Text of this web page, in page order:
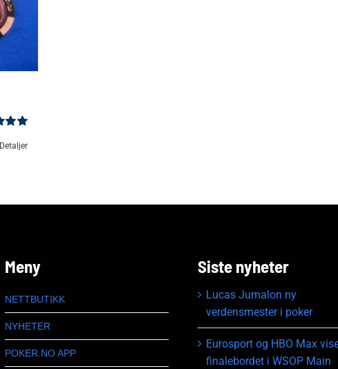
Detaljer
Meny
NETTBUTIKK
NYHETER
POKER.NO APP
Siste nyheter
Lucas Jumalon ny
verdensmester i poker
Eurosport og HBO Max
finalebordet i WSOP Main